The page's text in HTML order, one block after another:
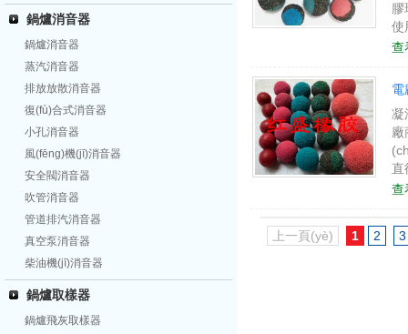
鍋爐消音器
鍋爐消音器
蒸汽消音器
排放放散消音器
復(fù)合式消音器
小孔消音器
風(fēng)機(jī)消音器
安全閥消音器
吹管消音器
管道排汽消音器
真空泵消音器
柴油機(jī)消音器
鍋爐取樣器
鍋爐飛灰取樣器
膠
使
查
電
凝
廠
直
＞
查
上一頁(yè) 1 2 3